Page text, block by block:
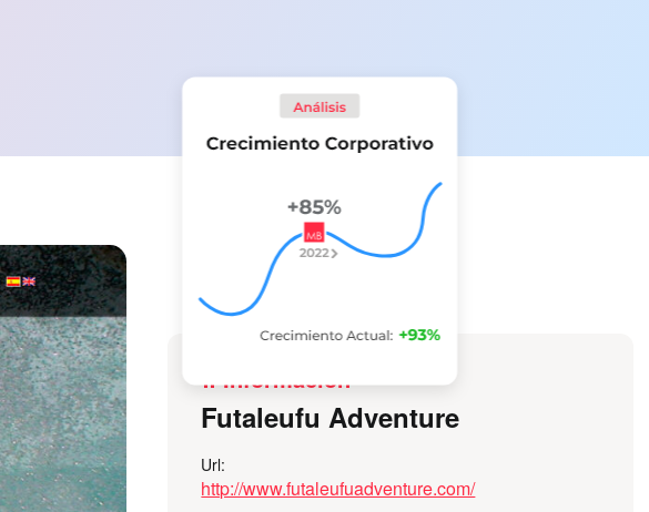
Información
Futaleufu Adventure
Url:
http://www.futaleufuadventure.com/